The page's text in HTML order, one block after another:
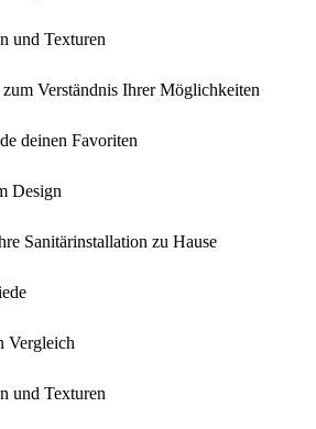
und Texturen
Verständnis Ihrer Möglichkeiten
deinen Favoriten
Design
Sanitärinstallation zu Hause
Vergleich
und Texturen